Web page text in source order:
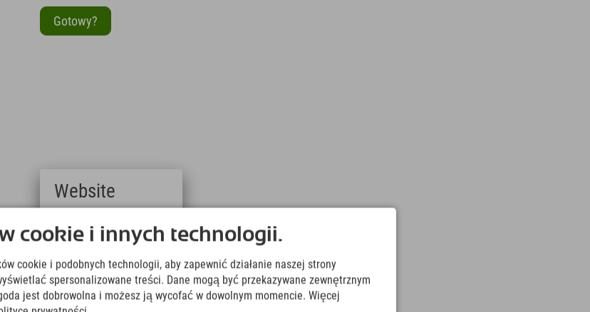
Gotowy?
cookie i innych technologii.
cookie i podobnych technologii, aby zapewnić działanie naszej strony
spersonalizowane treści. Dane mogą być przekazywane zewnętrznym
jest dobrowolna i możesz ją wycofać w dowolnym momencie. Więcej
Website
Deutsch
(German)
(English)
Italiano
(Italian)
Čeština